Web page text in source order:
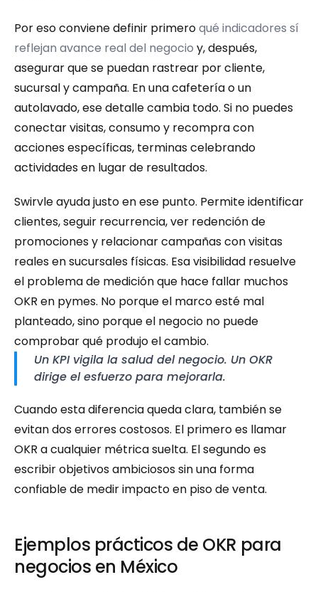
Por eso conviene definir primero qué indicadores sí
reflejan avance real del negocio y, después,
asegurar que se puedan rastrear por cliente,
sucursal y campaña. En una cafetería o un
autolavado, ese detalle cambia todo. Si no puedes
conectar visitas, consumo y recompra con
acciones específicas, terminas celebrando
actividades en lugar de resultados.
Swirvle ayuda justo en ese punto. Permite identificar
clientes, seguir recurrencia, ver redención de
promociones y relacionar campañas con visitas
reales en sucursales físicas. Esa visibilidad resuelve
el problema de medición que hace fallar muchos
OKR en pymes. No porque el marco esté mal
planteado, sino porque el negocio no puede
comprobar qué produjo el cambio.
Un KPI vigila la salud del negocio. Un OKR
dirige el esfuerzo para mejorarla.
Cuando esta diferencia queda clara, también se
evitan dos errores costosos. El primero es llamar
OKR a cualquier métrica suelta. El segundo es
escribir objetivos ambiciosos sin una forma
confiable de medir impacto en piso de venta.
Ejemplos prácticos de OKR para
negocios en México